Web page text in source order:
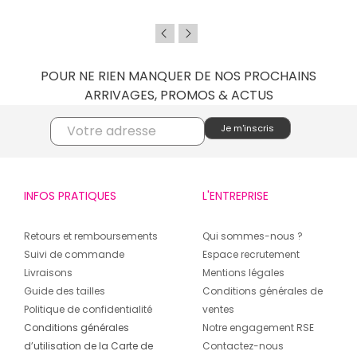
POUR NE RIEN MANQUER DE NOS PROCHAINS
ARRIVAGES, PROMOS & ACTUS
INFOS PRATIQUES
Retours et remboursements
Suivi de commande
Livraisons
Guide des tailles
Politique de confidentialité
Conditions générales
d’utilisation de la Carte de
L'ENTREPRISE
Qui sommes-nous ?
Espace recrutement
Mentions légales
Conditions générales de
ventes
Notre engagement RSE
Contactez-nous